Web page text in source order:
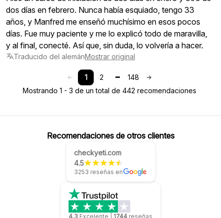
dos días en febrero. Nunca había esquiado, tengo 33
años, y Manfred me enseñó muchísimo en esos pocos
días. Fue muy paciente y me lo explicó todo de maravilla,
y al final, conecté. Así que, sin duda, lo volvería a hacer.
Traducido del alemánMostrar original
1 2
148
Mostrando 1 - 3 de un total de 442 recomendaciones
Recomendaciones de otros clientes
checkyeti.com
4.5
3253 reseñas en
4.3 Excelente 1744 reseñas